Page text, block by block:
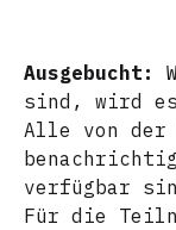
Ausgebucht:
sind, wird
Alle von der
verfügbar
Für die